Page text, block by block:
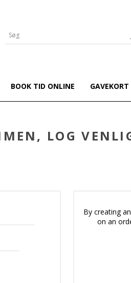
BOOK TID ONLINE GAVEKORT
LOG
By creating
on an